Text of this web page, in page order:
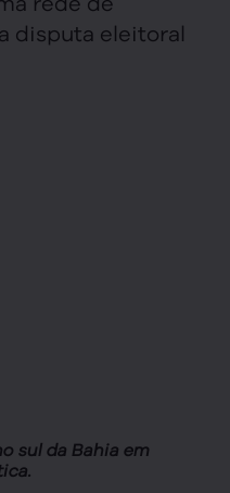
disputa eleitoral
sul da Bahia em